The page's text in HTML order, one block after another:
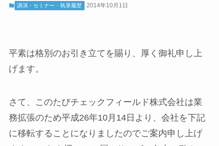
講演・セミナー・執筆履歴 2014年10月1日
平素は格別のお引き立てを賜り、厚く御礼申し上
げます。
さて、このたびチェックフィールド株式会社は業
務拡張のため平成26年10月14日より、会社を下記
に移転することになりましたのでご案内申し上げ